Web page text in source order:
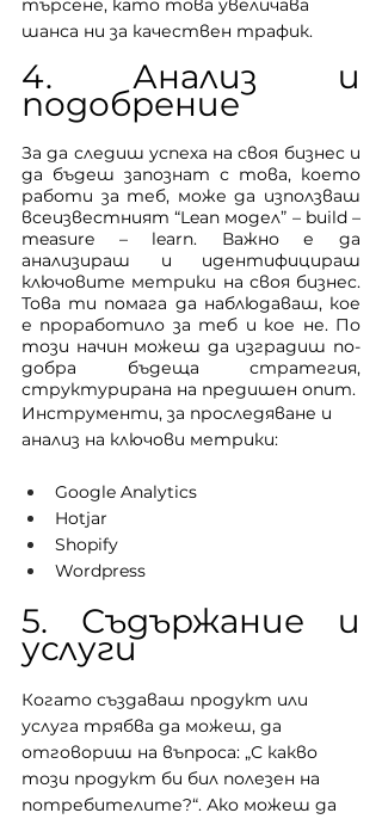
търсене, като това увеличава
шанса ни за качествен трафик.
4. Анализ и
подобрение
За да следиш успеха на своя бизнес и
да бъдеш запознат с това, което
работи за теб, може да използваш
всеизвестният “Lean модел” – build –
measure – learn. Важно е да
анализираш и идентифицираш
ключовите метрики на своя бизнес.
Това ти помага да наблюдаваш, кое
е проработило за теб и кое не. По
този начин можеш да изградиш по-
добра бъдеща стратегия,
структурирана на предишен опит.
Инструменти, за проследяване и
анализ на ключови метрики:
Google Analytics
Hotjar
Shopify
Wordpress
5. Съдържание и
услуги
Когато създаваш продукт или
услуга трябва да можеш, да
отговориш на въпроса: „С какво
този продукт би бил полезен на
потребителите?“. Ако можеш да